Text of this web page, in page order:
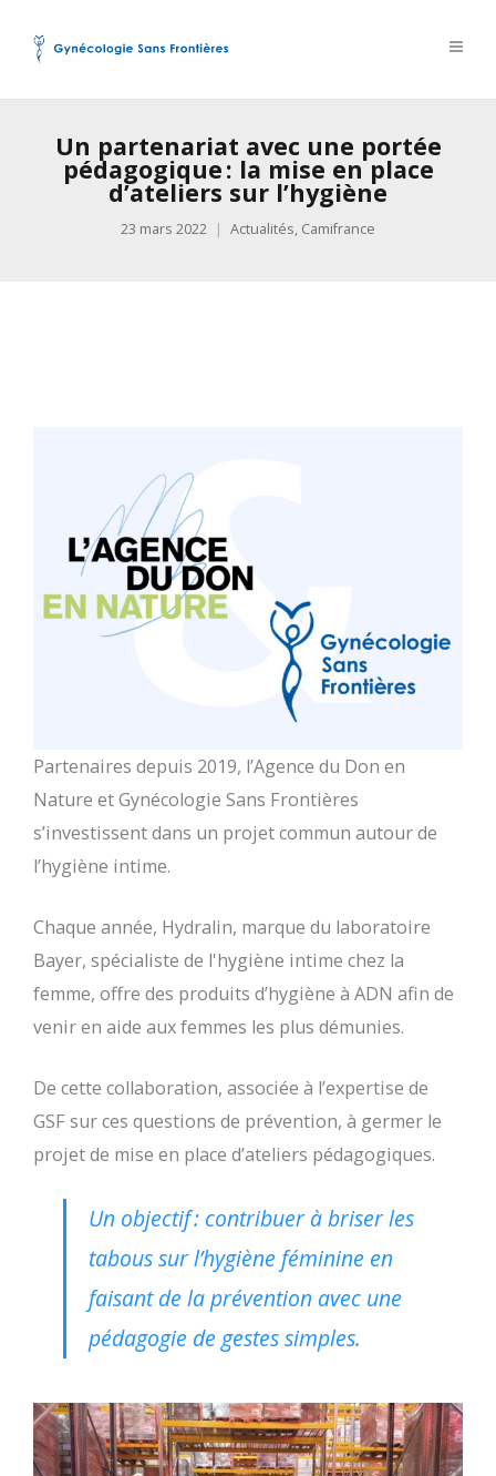
Un partenariat avec une portée
pédagogique : la mise en place
d’ateliers sur l’hygiène
23 mars 2022 Actualités, Camifrance
Partenaires depuis 2019, l’Agence du Don en
Nature et Gynécologie Sans Frontières
s’investissent dans un projet commun autour de
l’hygiène intime.
Chaque année, Hydralin, marque du laboratoire
Bayer, spécialiste de l'hygiène intime chez la
femme, offre des produits d’hygiène à ADN afin de
venir en aide aux femmes les plus démunies.
De cette collaboration, associée à l’expertise de
GSF sur ces questions de prévention, à germer le
projet de mise en place d’ateliers pédagogiques.
Un objectif : contribuer à briser les
tabous sur l’hygiène féminine en
faisant de la prévention avec une
pédagogie de gestes simples.